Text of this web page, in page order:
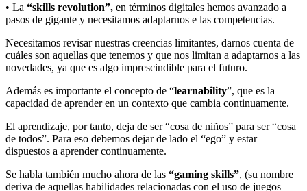
• La “skills revolution”, en términos digitales hemos avanzado a
pasos de gigante y necesitamos adaptarnos e las competencias.
Necesitamos revisar nuestras creencias limitantes, darnos cuenta de
cuáles son aquellas que tenemos y que nos limitan a adaptarnos a las
novedades, ya que es algo imprescindible para el futuro.
Además es importante el concepto de “learnability”, que es la
capacidad de aprender en un contexto que cambia continuamente.
El aprendizaje, por tanto, deja de ser “cosa de niños” para ser “cosa
de todos”. Para eso debemos dejar de lado el “ego” y estar
dispuestos a aprender continuamente.
Se habla también mucho ahora de las “gaming skills”, (su nombre
deriva de aquellas habilidades relacionadas con el uso de juegos